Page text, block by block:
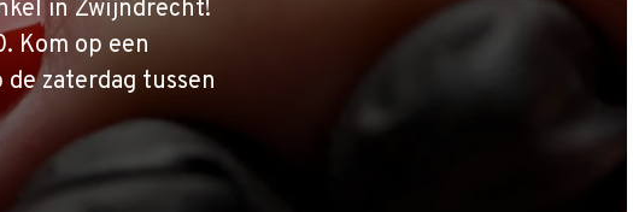
in Zwijndrecht!
Kom op een
zaterdag tussen